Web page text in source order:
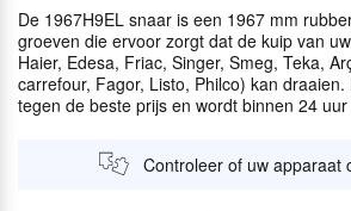
De 1967H9EL snaar is een 1967 mm
groeven die ervoor zorgt dat de kuip van
Haier, Edesa, Friac, Singer, Smeg, Teka,
carrefour, Fagor, Listo, Philco) kan
tegen de beste prijs en wordt binnen 24
Controleer of uw apparaat